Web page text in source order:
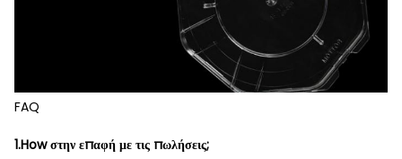
FAQ
1.How στην επαφή με τις πωλήσεις;